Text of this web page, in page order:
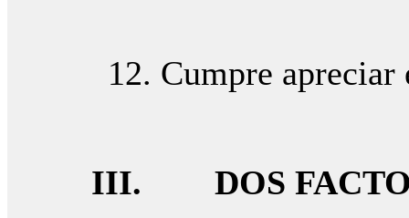
12. Cumpre apreciar
III. DOS